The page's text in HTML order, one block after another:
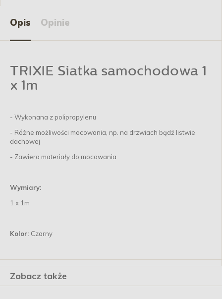
Opis Opinie
TRIXIE Siatka samochodowa 1
x 1m
- Wykonana z polipropylenu
- Różne możliwości mocowania, np. na drzwiach bądź listwie
dachowej
- Zawiera materiały do mocowania
Wymiary:
1 x 1m
Kolor: Czarny
Zobacz także